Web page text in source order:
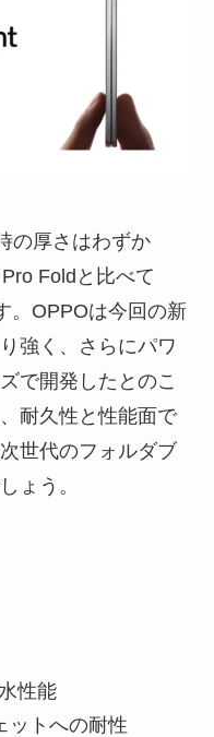
の厚さはわずか
Foldと比べて
。OPPOは今回の新
強く、さらにパワ
で開発したとのこ
耐久性と性能面で
世代のフォルダブ
ょう。
性能
ットへの耐性